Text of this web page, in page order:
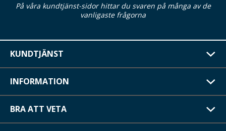
På våra kundtjänst-sidor hittar du svaren på många av de
vanligaste frågorna
KUNDTJÄNST
INFORMATION
BRA ATT VETA